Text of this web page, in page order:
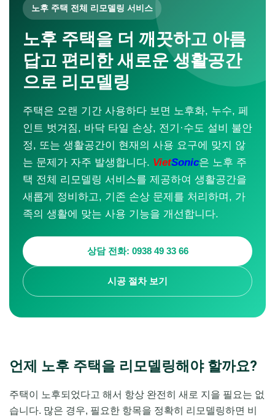
노후 주택 전체 리모델링 서비스
노후 주택을 더 깨끗하고 아름
답고 편리한 새로운 생활공간
으로 리모델링
주택은 오랜 기간 사용하다 보면 노후화, 누수, 페
인트 벗겨짐, 바닥 타일 손상, 전기·수도 설비 불안
정, 또는 생활공간이 현재의 사용 요구에 맞지 않
는 문제가 자주 발생합니다. VietSonic은 노후 주
택 전체 리모델링 서비스를 제공하여 생활공간을
새롭게 정비하고, 기존 손상 문제를 처리하며, 가
족의 생활에 맞는 사용 기능을 개선합니다.
상담 전화: 0938 49 33 66
시공 절차 보기
언제 노후 주택을 리모델링해야 할까요?
주택이 노후되었다고 해서 항상 완전히 새로 지을 필요는 없
습니다. 많은 경우, 필요한 항목을 정확히 리모델링하면 비